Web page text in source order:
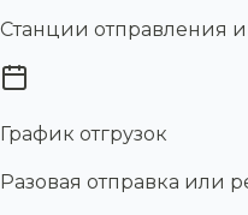
Станции отправления
График отгрузок
Разовая отправка или